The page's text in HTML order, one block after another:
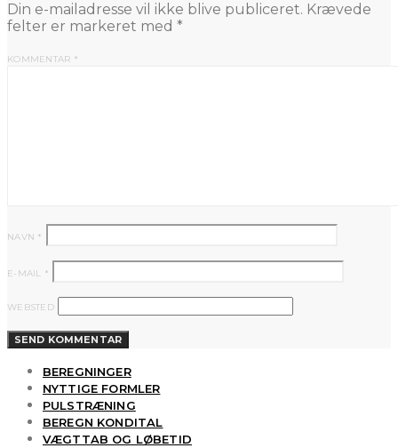
Din e-mailadresse vil ikke blive publiceret. Krævede
felter er markeret med *
KOMMENTAR *
NAVN *
E-MAIL *
WEBSTED
BEREGNINGER
NYTTIGE FORMLER
PULSTRÆNING
BEREGN KONDITAL
VÆGTTAB OG LØBETID